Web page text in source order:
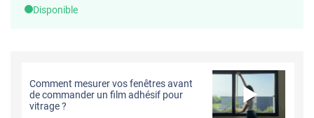
Disponible
Comment mesurer vos fenêtres avant
de commander un film adhésif pour
vitrage ?